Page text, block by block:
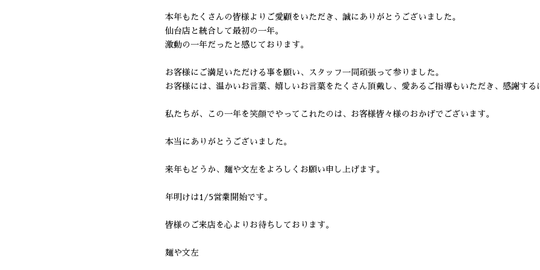
本年もたくさんの皆様よりご愛顧をいただき、誠にありがとうございました。
仙台店と統合して最初の一年。
激動の一年だったと感じております。
お客様にご満足いただける事を願い、スタッフ一同頑張って参りました。
お客様には、温かいお言葉、嬉しいお言葉をたくさん頂戴し、愛あるご指導もいただき、感謝する
私たちが、この一年を笑顔でやってこれたのは、お客様皆々様のおかげでございます。
本当にありがとうございました。
来年もどうか、麺や文左をよろしくお願い申し上げます。
年明けは1/5営業開始です。
皆様のご来店を心よりお待ちしております。
麺や文左